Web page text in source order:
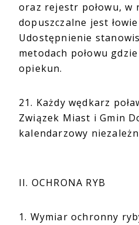
oraz rejestr połowu, w
dopuszczalne jest
Udostępnienie
metodach połowu
opiekun.
21. Każdy wędkarz
Związek Miast i Gmin
kalendarzowy
II. OCHRONA RYB
1. Wymiar ochronny